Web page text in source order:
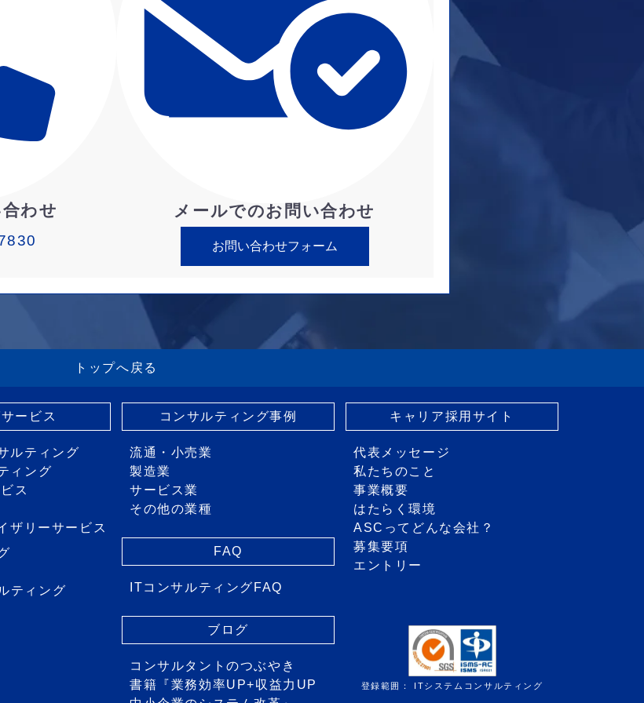
わせ メールでのお問い合わせ
お問い合わせフォーム
トップへ戻る
ービス
ルティング
ィング
ス
ザリーサービス
ティング
コンサルティング事例
流通・小売業
製造業
サービス業
その他の業種
FAQ
ITコンサルティングFAQ
ブログ
コンサルタントのつぶやき
書籍『業務効率UP+収益力UP
キャリア採用サイト
代表メッセージ
私たちのこと
事業概要
はたらく環境
ASCってどんな会社？
募集要項
エントリー
登録範囲： ITシステムコンサルティング